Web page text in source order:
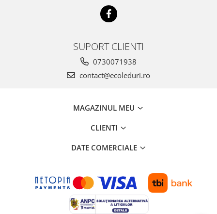
SUPORT CLIENTI
0730071938
contact@ecoleduri.ro
MAGAZINUL MEU
CLIENTI
DATE COMERCIALE